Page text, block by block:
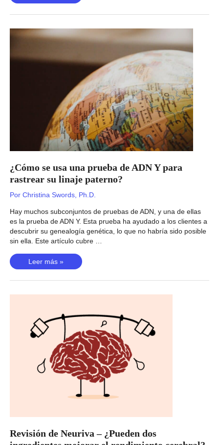
de
ADN
los
¿qué
¿Cómo se usa una prueba de ADN Y para
rastrear su linaje paterno?
Por Christina Swords, Ph.D.
Hay muchos subconjuntos de pruebas de ADN, y una de ellas
es la prueba de ADN Y. Esta prueba ha ayudado a los clientes a
descubrir su genealogía genética, lo que no habría sido posible
sin ella. Este artículo cubre …
¿Cómo
se
usa
ADN
Y
para
linaje
Leer más »
Revisión de Neuriva – ¿Pueden dos